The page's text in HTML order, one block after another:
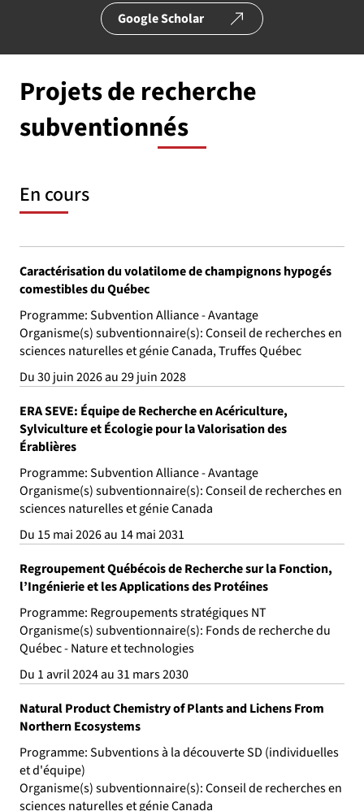
Google Scholar
Projets de recherche
subventionnés
En cours
Caractérisation du volatilome de champignons hypogés
comestibles du Québec
Programme: Subvention Alliance - Avantage
Organisme(s) subventionnaire(s): Conseil de recherches en
sciences naturelles et génie Canada, Truffes Québec
Du 30 juin 2026 au 29 juin 2028
ERA SEVE: Équipe de Recherche en Acériculture,
Sylviculture et Écologie pour la Valorisation des
Érablières
Programme: Subvention Alliance - Avantage
Organisme(s) subventionnaire(s): Conseil de recherches en
sciences naturelles et génie Canada
Du 15 mai 2026 au 14 mai 2031
Regroupement Québécois de Recherche sur la Fonction,
l’Ingénierie et les Applications des Protéines
Programme: Regroupements stratégiques NT
Organisme(s) subventionnaire(s): Fonds de recherche du
Québec - Nature et technologies
Du 1 avril 2024 au 31 mars 2030
Natural Product Chemistry of Plants and Lichens From
Northern Ecosystems
Programme: Subventions à la découverte SD (individuelles
et d'équipe)
Organisme(s) subventionnaire(s): Conseil de recherches en
sciences naturelles et génie Canada